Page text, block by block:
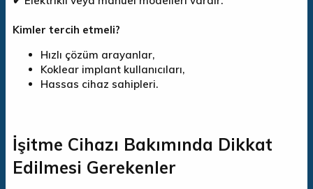
Kimler tercih etmeli?
Hızlı çözüm arayanlar,
Koklear implant kullanıcıları,
Hassas cihaz sahipleri.
İşitme Cihazı Bakımında Dikkat
Edilmesi Gerekenler